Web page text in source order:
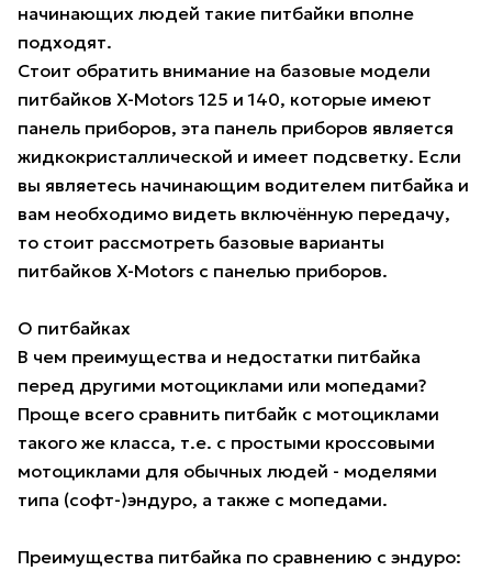
начинающих людей такие питбайки вполне
подходят.
Стоит обратить внимание на базовые модели
питбайков X-Motors 125 и 140, которые имеют
панель приборов, эта панель приборов является
жидкокристаллической и имеет подсветку. Если
вы являетесь начинающим водителем питбайка и
вам необходимо видеть включённую передачу,
то стоит рассмотреть базовые варианты
питбайков X-Motors с панелью приборов.
О питбайках
В чем преимущества и недостатки питбайка
перед другими мотоциклами или мопедами?
Проще всего сравнить питбайк с мотоциклами
такого же класса, т.е. с простыми кроссовыми
мотоциклами для обычных людей - моделями
типа (софт-)эндуро, а также с мопедами.
Преимущества питбайка по сравнению с эндуро: